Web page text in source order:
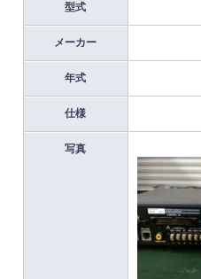
型式
メーカー
年式
仕様
写真